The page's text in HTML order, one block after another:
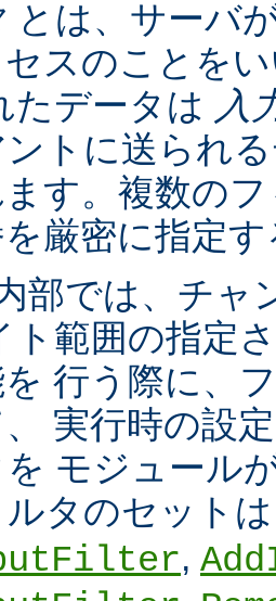
とは、サーバ
スのことを
たデータは 入
トに送られ
す。複数の
厳密に指定
部では、チャ
ト範囲の指定
行う際に、
実行時の設
モジュール
ルタのセット
,